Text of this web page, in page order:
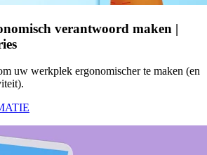
verantwoord maken |
uw werkplek ergonomischer te maken (en